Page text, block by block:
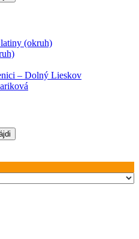
(okruh)
– Dolný Lieskov